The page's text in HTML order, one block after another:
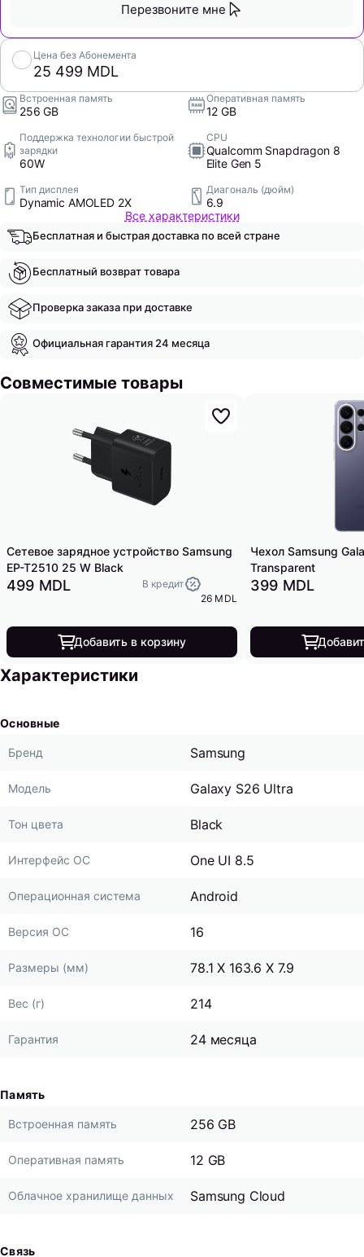
Перезвоните мне
Цена без Абонемента
25 499 MDL
Встроенная память
256 GB
Оперативная память
12 GB
Поддержка технологии быстрой
зарядки
60W
CPU
Qualcomm Snapdragon 8
Elite Gen 5
Тип дисплея
Dynamic AMOLED 2X
Диагональ (дюйм)
6.9
Все характеристики
Бесплатная и быстрая доставка по всей стране
Бесплатный возврат товара
Проверка заказа при доставке
Официальная гарантия 24 месяца
Совместимые товары
Сетевое зарядное устройство Samsung
EP-T2510 25 W Black
499 MDL
В кредит
26 MDL
Добавить в корзину
Чехол Samsung
Transparent
399 MDL
Характеристики
Основные
Бренд Samsung
Модель Galaxy S26 Ultra
Тон цвета Black
Интерфейс ОС One UI 8.5
Операционная система Android
Версия ОС 16
Размеры (мм) 78.1 X 163.6 X 7.9
Вес (г) 214
Гарантия 24 месяца
Память
Встроенная память 256 GB
Оперативная память 12 GB
Облачное хранилище данных Samsung Cloud
Связь